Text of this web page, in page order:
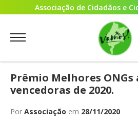
Associação de Cidadãos e
Prêmio Melhores ONGs
vencedoras de 2020.
Por Associação em 28/11/2020